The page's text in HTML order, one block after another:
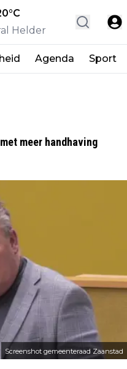
°C
Helder
Agenda Sport
meer handhaving
Screenshot gemeenteraad Zaanstad